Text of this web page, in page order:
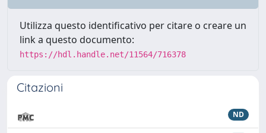
Utilizza questo identificativo per citare o creare un
link a questo documento:
https://hdl.handle.net/11564/716378
Citazioni
ND